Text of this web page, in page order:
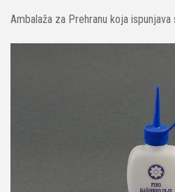
Ambalaža za Prehranu koja